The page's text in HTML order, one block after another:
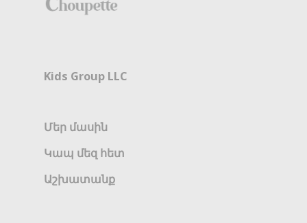
Kids Group LLC
Մեր մասին
Կապ մեզ հետ
Աշխատանք